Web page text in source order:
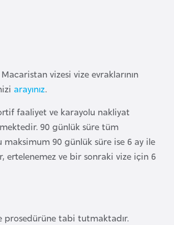
vizesi vize evraklarının
arayınız.
faaliyet ve karayolu nakliyat
90 günlük süre tüm
maksimum 90 günlük süre ise 6 ay ile
ertelenemez ve bir sonraki vize için 6
prosedürüne tabi tutmaktadır.